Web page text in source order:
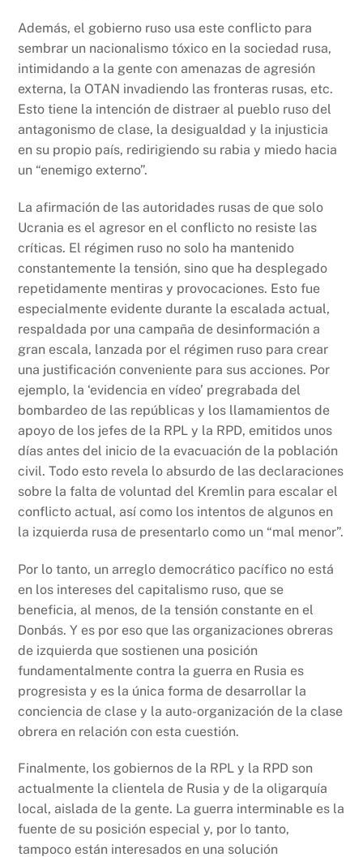
Además, el gobierno ruso usa este conflicto para
sembrar un nacionalismo tóxico en la sociedad rusa,
intimidando a la gente con amenazas de agresión
externa, la OTAN invadiendo las fronteras rusas, etc.
Esto tiene la intención de distraer al pueblo ruso del
antagonismo de clase, la desigualdad y la injusticia
en su propio país, redirigiendo su rabia y miedo hacia
un “enemigo externo”.
La afirmación de las autoridades rusas de que solo
Ucrania es el agresor en el conflicto no resiste las
críticas. El régimen ruso no solo ha mantenido
constantemente la tensión, sino que ha desplegado
repetidamente mentiras y provocaciones. Esto fue
especialmente evidente durante la escalada actual,
respaldada por una campaña de desinformación a
gran escala, lanzada por el régimen ruso para crear
una justificación conveniente para sus acciones. Por
ejemplo, la ‘evidencia en vídeo’ pregrabada del
bombardeo de las repúblicas y los llamamientos de
apoyo de los jefes de la RPL y la RPD, emitidos unos
días antes del inicio de la evacuación de la población
civil. Todo esto revela lo absurdo de las declaraciones
sobre la falta de voluntad del Kremlin para escalar el
conflicto actual, así como los intentos de algunos en
la izquierda rusa de presentarlo como un “mal menor”.
Por lo tanto, un arreglo democrático pacífico no está
en los intereses del capitalismo ruso, que se
beneficia, al menos, de la tensión constante en el
Donbás. Y es por eso que las organizaciones obreras
de izquierda que sostienen una posición
fundamentalmente contra la guerra en Rusia es
progresista y es la única forma de desarrollar la
conciencia de clase y la auto-organización de la clase
obrera en relación con esta cuestión.
Finalmente, los gobiernos de la RPL y la RPD son
actualmente la clientela de Rusia y de la oligarquía
local, aislada de la gente. La guerra interminable es la
fuente de su posición especial y, por lo tanto,
tampoco están interesados en una solución